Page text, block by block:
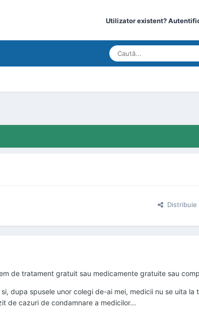
Utilizator existent?
Distribuie
de tratament gratuit sau medicamente gratuite sau
dupa spusele unor colegi de-ai mei, medicii nu se uita la
de cazuri de condamnare a medicilor...